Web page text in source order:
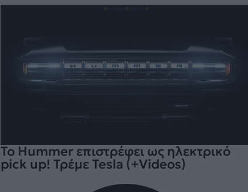
Το Hummer επιστρέφει ως ηλεκτρικό
pick up! Τρέμε Tesla (+Videos)